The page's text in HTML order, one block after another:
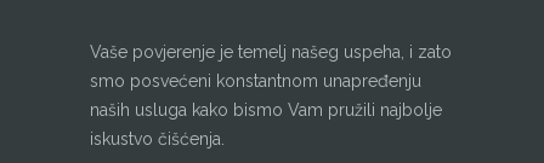
Vaše povjerenje je temelj našeg uspeha, i zato
smo posvećeni konstantnom unapređenju
naših usluga kako bismo Vam pružili najbolje
iskustvo čišćenja.